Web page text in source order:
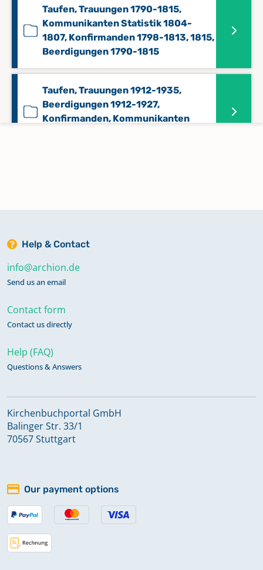
Taufen, Trauungen 1790-1815,
Kommunikanten Statistik 1804-
1807, Konfirmanden 1798-1813, 1815,
Beerdigungen 1790-1815
Taufen, Trauungen 1912-1935,
Beerdigungen 1912-1927,
Konfirmanden, Kommunikanten
1683-1737
Taufen, Trauungen, Beerdigungen
Taufen, Trauungen, Beerdigungen,
1857, Beerdigungen 1838-1856,
Konfirmanden 1843-1864,
Kommunikanten Statistik 1838-1861
Konfirmanden 1865-1875,
Kommunikanten Statistik 1862-1877
Trauungen, Taufen, Beerdigungen,
Help & Contact
info@archion.de
Send us an email
Contact form
Contact us directly
Help (FAQ)
Questions & Answers
Kirchenbuchportal GmbH
Balinger Str. 33/1
70567 Stuttgart
Our payment options